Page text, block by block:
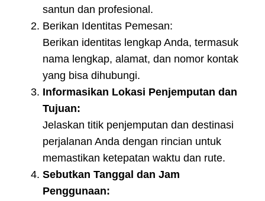
santun dan profesional.
Berikan Identitas Pemesan:
Berikan identitas lengkap Anda, termasuk
nama lengkap, alamat, dan nomor kontak
yang bisa dihubungi.
Informasikan Lokasi Penjemputan dan
Tujuan:
Jelaskan titik penjemputan dan destinasi
perjalanan Anda dengan rincian untuk
memastikan ketepatan waktu dan rute.
Sebutkan Tanggal dan Jam
Penggunaan: